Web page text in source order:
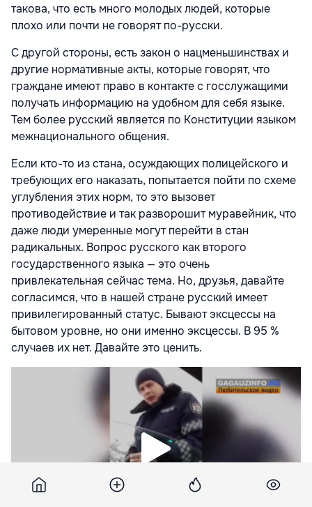
такова, что есть много молодых людей, которые
плохо или почти не говорят по-русски.
С другой стороны, есть закон о нацменьшинствах и
другие нормативные акты, которые говорят, что
граждане имеют право в контакте с госслужащими
получать информацию на удобном для себя языке.
Тем более русский является по Конституции языком
межнационального общения.
Если кто-то из стана, осуждающих полицейского и
требующих его наказать, попытается пойти по схеме
углубления этих норм, то это вызовет
противодействие и так разворошит муравейник, что
даже люди умеренные могут перейти в стан
радикальных. Вопрос русского как второго
государственного языка — это очень
привлекательная сейчас тема. Но, друзья, давайте
согласимся, что в нашей стране русский имеет
привилегированный статус. Бывают эксцессы на
бытовом уровне, но они именно эксцессы. В 95 %
случаев их нет. Давайте это ценить.